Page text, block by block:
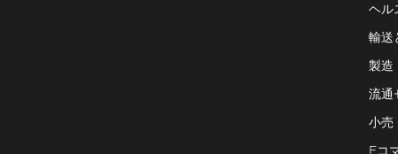
ヘル
輸送
製造
流通
小売
Eコ